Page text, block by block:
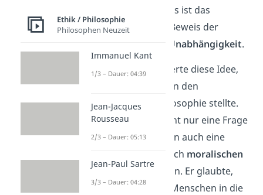
aufbauen. Für Descartes ist das
bewusste Denken der Beweis der
Unabhängigkeit.
Immanuel
Kant erweiterte diese Idee,
indem er die
in den
Mittelpunkt seiner Philosophie stellte.
Für Kant war
nicht nur eine Frage
des Wissens ist, sondern auch eine
, nach moralischen
Grundsätzen zu handeln. Er glaubte,
dass die Vernunft den Menschen in die
Ethik / Philosophie
Philosophen Neuzeit
Immanuel Kant
1/3 – Dauer: 04:39
Jean-Jacques
Rousseau
2/3 – Dauer: 05:13
Jean-Paul Sartre
3/3 – Dauer: 04:28